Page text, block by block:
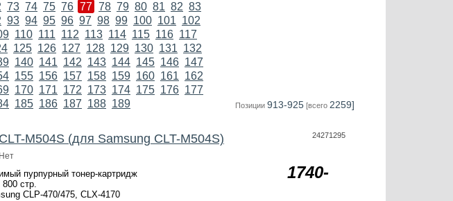
73 74 75 76 77 78 79 80 81 82 83
93 94 95 96 97 98 99 100 101 102
110 111 112 113 114 115 116 117
125 126 127 128 129 130 131 132
140 141 142 143 144 145 146 147
155 156 157 158 159 160 161 162
170 171 172 173 174 175 176 177
185 186 187 188 189 Позиции 913-925 [всего 2259]
M504S (для Samsung CLT-M504S)
Нет
пурпурный тонер-картридж
800 стр.
CLP-470/475, CLX-4170
24271295
1740-